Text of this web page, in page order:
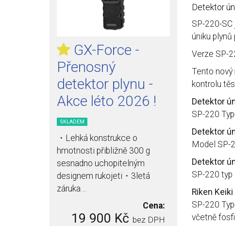
Detektor
SP-220-
úniku plynů
Verze SP-
Tento nový
kontrolu
Detektor
SP-220
Detektor
Model SP-
Detektor
SP-220 typ
Riken
SP-220
včetně
GX-Force -
Přenosný
detektor plynu -
Akce léto 2026 !
SKLADEM
・Lehká konstrukce o
hmotnosti přibližně 300 g
sesnadno uchopitelným
designem rukojeti・3letá
záruka…
Cena:
19 900 Kč bez DPH